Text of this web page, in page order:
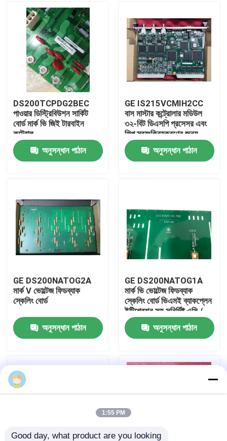
ভিডিও
আমাদের সম্পর্কে
কারখানা ভ্রমণ
মান নিয়ন্ত্রণ
আমাদের সাথে যোগাযোগ
ব্লগ
ABB 800xa
DS200TCPDG2BEC
পাওয়ার ডিস্ট্রিবিউশন সার্কিট
বোর্ড মার্ক ভি জিই টারবাইন
কন্ট্রোল
অনুসন্ধান পাঠান
GE IS215VCMIH2CC
বাস মাস্টার কন্ট্রোলার মডিউল
৩২-বিট ডিএসপি প্রসেসর এবং
শিল্প স্বয়ংক্রিয়করণের জন্য
আইওনেট ইথারনেট পোর্ট সহ
অনুসন্ধান পাঠান
GE DS200NATOG2A
মার্ক V ভোল্টেজ ফিডব্যাক
স্কেলিং বোর্ড
অনুসন্ধান পাঠান
GE DS200NATOG1A
মার্ক ভি ভোল্টেজ ফিডব্যাক
স্কেলিং বোর্ড ভিএমই ব্যাকপ্লেন
ইন্টিগ্রেশন সহ সুনির্দিষ্ট এসি /
ডিসি ভোল্টেজ হ্রাসের জন্য
অনুসন্ধান পাঠান
1:55 PM
Good day, what product are you looking